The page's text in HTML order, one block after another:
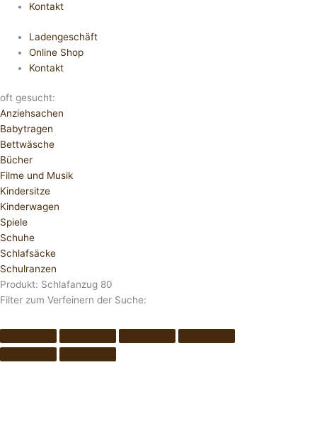
Kontakt
Ladengeschäft
Online Shop
Kontakt
oft gesucht:
Anziehsachen
Babytragen
Bettwäsche
Bücher
Filme und Musik
Kindersitze
Kinderwagen
Spiele
Schuhe
Schlafsäcke
Schulranzen
Produkt: Schlafanzug 80
Filter zum Verfeinern der Suche: